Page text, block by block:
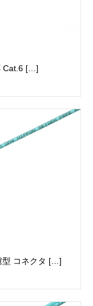
Cat.6 […]
型 コネクタ […]